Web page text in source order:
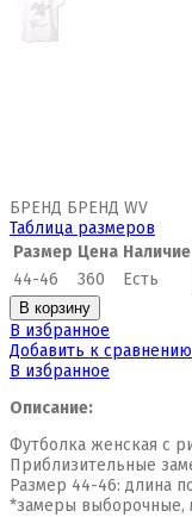
БРЕНД БРЕНД WV
Таблица размеров
Размер Цена Наличие
44-46
360 Есть
В корзину
В избранное
Добавить к сравнению
В избранное
Описание:
Футболка женская с
Приблизительные
Размер 44-46: длина
*замеры выборочные,